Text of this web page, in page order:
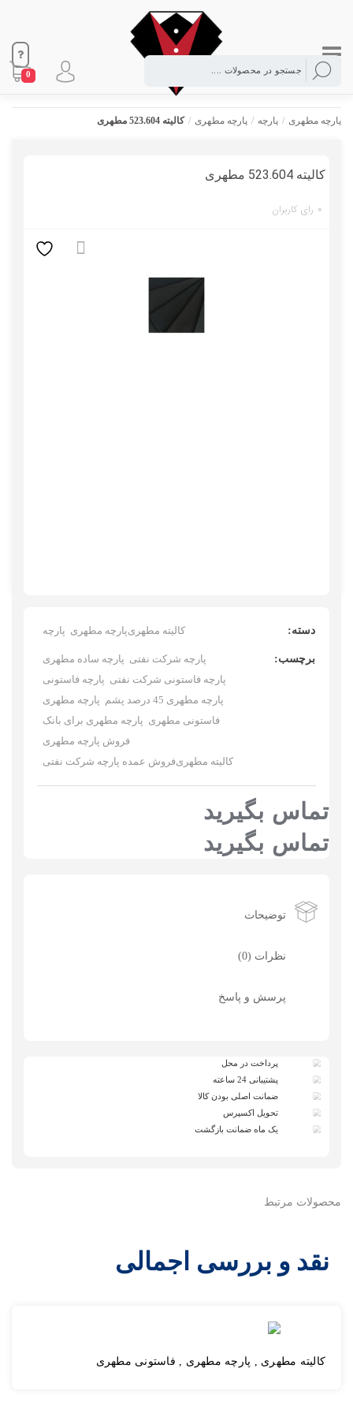
0
پارچه مطهری / پارچه / پارچه مطهری / کالیته 523.604 مطهری
کالیته 523.604 مطهری
0 رای کاربران
دسته: پارچه پارچه مطهریکالیته مطهری
برچسب: پارچه ساده مطهری پارچه شرکت نفتی
پارچه فاستونی پارچه فاستونی شرکت نفتی
پارچه مطهری
پارچه مطهری 45 درصد پشم
پارچه مطهری برای بانک فاستونی مطهری
فروش پارچه مطهری
فروش عمده پارچه شرکت نفتیکالیته مطهری
تماس بگیرید
تماس بگیرید
توضیحات
نظرات (0)
پرسش و پاسخ
پرداخت در محل
پشتیبانی 24 ساعته
ضمانت اصلی بودن کالا
تحویل اکسپرس
یک ماه ضمانت بازگشت
محصولات مرتبط
نقد و بررسی اجمالی
کالیته مطهری , پارچه مطهری , فاستونی مطهری